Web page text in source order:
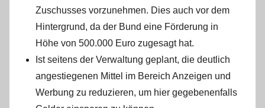
Zuschusses vorzunehmen. Dies auch vor dem
Hintergrund, da der Bund eine Förderung in
Höhe von 500.000 Euro zugesagt hat.
Ist seitens der Verwaltung geplant, die deutlich
angestiegenen Mittel im Bereich Anzeigen und
Werbung zu reduzieren, um hier gegebenenfalls